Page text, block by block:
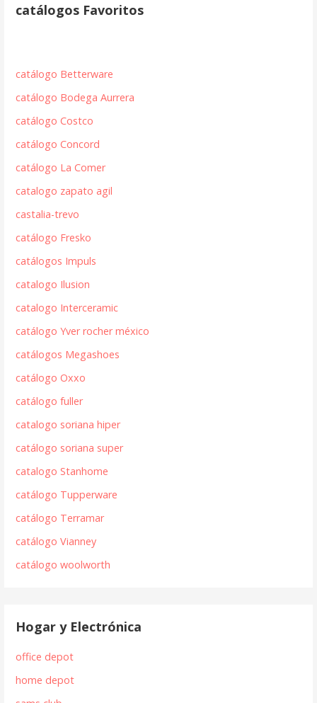
catálogos Favoritos
catálogo Betterware
catálogo Bodega Aurrera
catálogo Costco
catálogo Concord
catálogo La Comer
catalogo zapato agil
castalia-trevo
catálogo Fresko
catálogos Impuls
catalogo Ilusion
catalogo Interceramic
catálogo Yver rocher méxico
catálogos Megashoes
catálogo Oxxo
catálogo fuller
catalogo soriana hiper
catálogo soriana super
catalogo Stanhome
catálogo Tupperware
catálogo Terramar
catálogo Vianney
catálogo woolworth
Hogar y Electrónica
office depot
home depot